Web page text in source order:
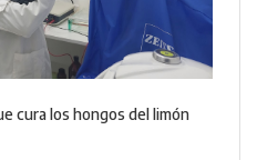
cura los hongos del limón